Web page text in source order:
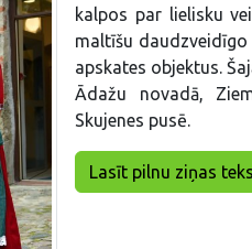
kalpos par lielisku
maltīšu
apskates objektus.
Ādažu novadā,
Skujenes pusē.
Lasīt pilnu ziņas